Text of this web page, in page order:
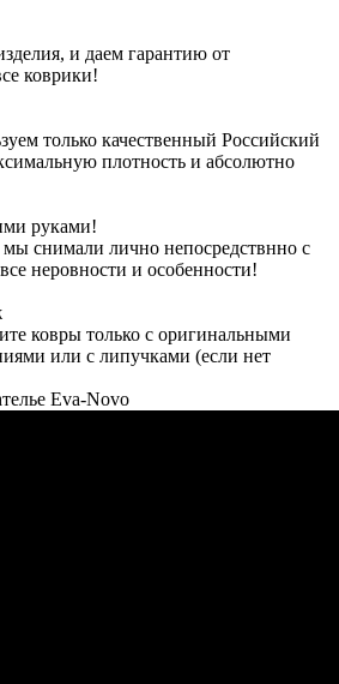
и даем гарантию от
коврики!
только качественный Российский
плотность и абсолютно
руками!
снимали лично непосредствнно с
неровности и особенности!
ковры только с оригинальными
или с липучками (если нет
Eva-Novo